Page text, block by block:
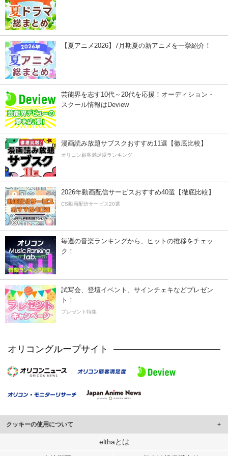
【夏アニメ2026】7月期夏の新アニメを一挙紹介！
芸能界を志す10代～20代を応援！オーディション・
スクール情報はDeview
漫画読み放題サブスクおすすめ11選【徹底比較】
オリコン顧客満足度ランキング
2026年動画配信サービスおすすめ40選【徹底比較】
CS動画配信サービス20選
毎週の音楽ランキングから、ヒットの推移をチェッ
ク！
試写会、登壇イベント、サインチェキなどプレゼン
ト！
プレゼント特集
オリコングループサイト
クッキーの使用について
このサイトでは Cookie を使用して、ユーザーに合わせたコンテンツや広告の
elthaとは